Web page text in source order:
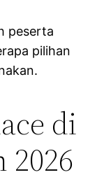
peserta
pilihan
di